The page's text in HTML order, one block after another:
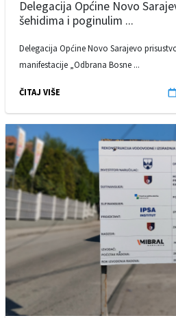
Delegacija Općine Novo
šehidima i poginulim ...
Delegacija Općine Novo Sarajevo
manifestacije „Odbrana Bosne ...
ČITAJ VIŠE